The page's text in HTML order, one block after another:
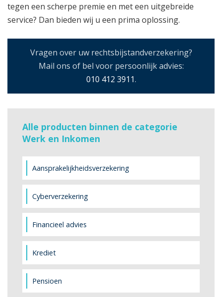
tegen een scherpe premie en met een uitgebreide
service? Dan bieden wij u een prima oplossing.
Vragen over uw rechtsbijstandverzekering?
Mail ons of bel voor persoonlijk advies:
010 412 3911.
Alle producten binnen de categorie
Werk en Inkomen
Aansprakelijkheidsverzekering
Cyberverzekering
Financieel advies
Krediet
Pensioen